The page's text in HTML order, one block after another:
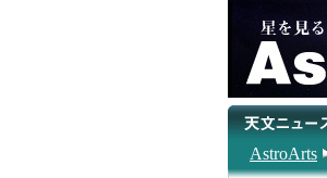
AstroArts